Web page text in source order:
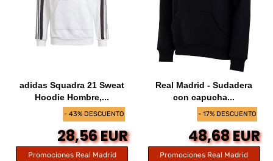
- 43% DESCUENTO
adidas Squadra 21 Sweat
Hoodie Hombre,...
28,56 EUR
Promociones Real Madrid
- 17% DESCUENTO
Real Madrid - Sudadera
con capucha...
48,68 EUR
Promociones Real Madrid